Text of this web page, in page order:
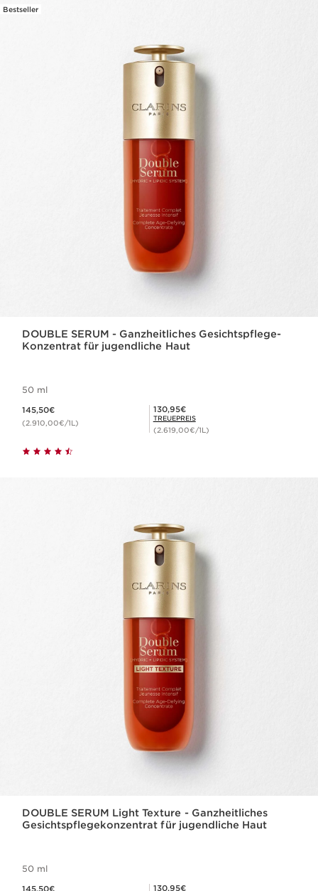
Bestseller
DOUBLE SERUM - Ganzheitliches Gesichtspflege-
Konzentrat für jugendliche Haut
50 ml
145,50€
(2.910,00€/1L)
Mitgliederpreis 130,95€
130,95€
TREUEPREIS
(2.619,00€/1L)
DOUBLE SERUM Light Texture - Ganzheitliches
Gesichtspflegekonzentrat für jugendliche Haut
50 ml
145,50€ Mitgliederpreis 130,95€
130,95€